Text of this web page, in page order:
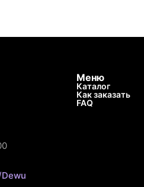
Меню
Каталог
Как заказать
FAQ